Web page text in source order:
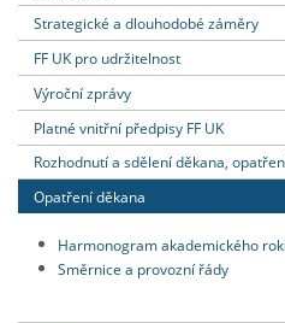
Strategické a dlouhodobé záměry
FF UK pro udržitelnost
Výroční zprávy
Platné vnitřní předpisy FF UK
Rozhodnutí a sdělení děkana,
Opatření děkana
Harmonogram akademického
Směrnice a provozní řády